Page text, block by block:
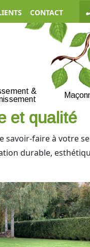
CONTACT
&
et qualité
savoir-faire à votre
durable,